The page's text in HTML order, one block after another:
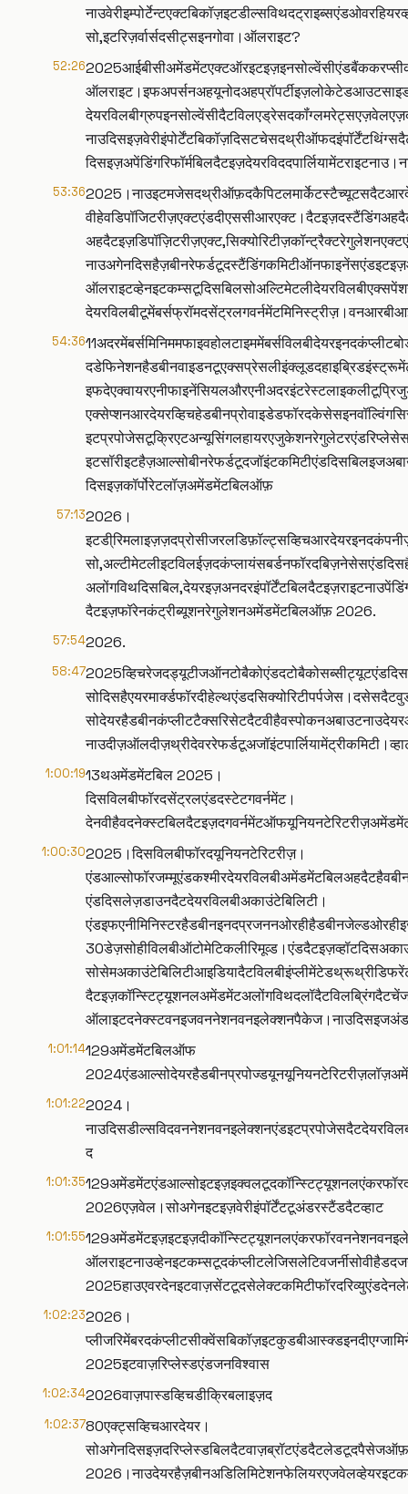
सो,इटरिज़र्वार्सदसीट्सइनगोवा।ऑलराइट?
52:26
53:36
54:36
दिसइज़कॉर्पोरेटलॉज़अमेंडमेंटबिलऑफ़
57:132026।
दैटइज़फॉरेनकंट्रीब्यूशनरेगुलेशनअमेंडमेंटबिलऑफ़ 2026.
57:542026.
58:47
1:00:1913थअमेंडमेंटबिल 2025।
दिसविलबीफॉरदसेंट्रलएंडदस्टेटगवर्नमेंट।
1:00:302025।दिसविलबीफॉरदयूनियनटेरिटरीज़।
एंडदिसलेज़डाउनदैटदेयरविलबीअकाउंटेबिलिटी।
1:01:14129अमेंडमेंटबिलऑफ
1:01:222024।
द
1:01:35
2026एज़वेल।सोअगेनइटइज़वेरीइंपॉर्टेंटटूअंडरस्टैंडदैटव्हाट
1:01:55
1:02:232026।
2025इटवाज़रिप्लेस्डएंडजनविश्वास
1:02:342026वाज़पास्डव्हिचडीक्रिबलाइज़द
1:02:3780एक्ट्सव्हिचआरदेयर।